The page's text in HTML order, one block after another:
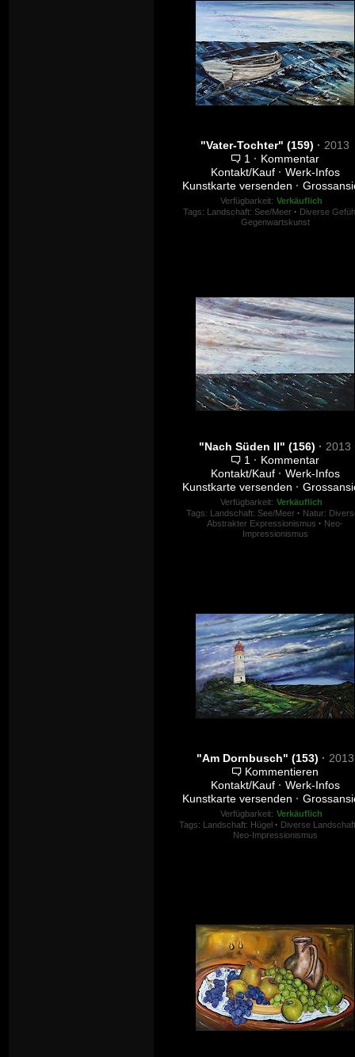
"Vater-Tochter" (159) · 2013
1 · Kommentar
Kontakt/Kauf · Werk-Infos
Kunstkarte versenden ·
Verfügbarkeit: Verkäuflich
Tags: Landschaft: See/Meer · Diverse
Gegenwartskunst
"Nach Süden II" (156) · 2013
1 · Kommentar
Kontakt/Kauf · Werk-Infos
Kunstkarte versenden ·
Verfügbarkeit: Verkäuflich
Tags: Landschaft: See/Meer · Natur:
Abstrakter Expressionismus · Neo-
Impressionismus
"Am Dornbusch" (153) · 2013
Kommentieren
Kontakt/Kauf · Werk-Infos
Kunstkarte versenden ·
Verfügbarkeit: Verkäuflich
Tags: Landschaft: Hügel · Diverse
Neo-Impressionismus